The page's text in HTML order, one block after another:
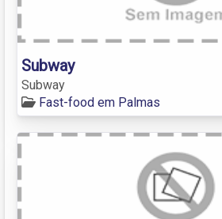
Subway
Subway
Fast-food em Palmas